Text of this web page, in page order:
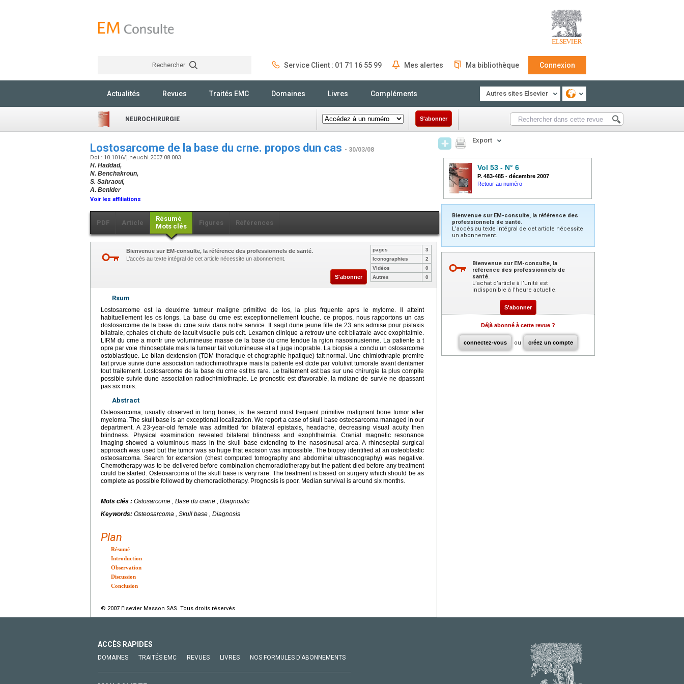
Rechercher Service Client : 01 71 16 55 99 Mes alertes Ma bibliothèque Connexion
Actualités Revues Traités EMC Domaines Livres Compléments Autres sites Elsevier
NEUROCHIRURGIE S'abonner
Lostosarcome de la base du crne. propos dun cas - 30/03/08
Doi : 10.1016/j.neuchi.2007.08.003
H. Haddad,
N. Benchakroun,
S. Sahraoui,
A. Benider
Voir les affiliations
PDF Article
Résumé
Mots clés
Figures Références
Bienvenue sur EM-consulte, la référence des professionnels de santé.
L’accès au texte intégral de cet article nécessite un abonnement.
S'abonner
pages
3
Iconographies
2
Vidéos
0
Autres
0
Rsum
Lostosarcome est la deuxime tumeur maligne primitive de los, la plus frquente aprs le mylome. Il atteint
habituellement les os longs. La base du crne est exceptionnellement touche. ce propos, nous rapportons un cas
dostosarcome de la base du crne suivi dans notre service. Il sagit dune jeune fille de 23 ans admise pour pistaxis
bilatrale, cphales et chute de lacuit visuelle puis ccit. Lexamen clinique a retrouv une ccit bilatrale avec exophtalmie.
LIRM du crne a montr une volumineuse masse de la base du crne tendue la rgion nasosinusienne. La patiente a t
opre par voie rhinoseptale mais la tumeur tait volumineuse et a t juge inoprable. La biopsie a conclu un ostosarcome
ostoblastique. Le bilan dextension (TDM thoracique et chographie hpatique) tait normal. Une chimiothrapie premire
tait prvue suivie dune association radiochimiothrapie mais la patiente est dcde par volutivit tumorale avant dentamer
tout traitement. Lostosarcome de la base du crne est trs rare. Le traitement est bas sur une chirurgie la plus complte
possible suivie dune association radiochimiothrapie. Le pronostic est dfavorable, la mdiane de survie ne dpassant
pas six mois.
Abstract
Osteosarcoma, usually observed in long bones, is the second most frequent primitive malignant bone tumor after
myeloma. The skull base is an exceptional localization. We report a case of skull base osteosarcoma managed in our
department. A 23-year-old female was admitted for bilateral epistaxis, headache, decreasing visual acuity then
blindness. Physical examination revealed bilateral blindness and exophthalmia. Cranial magnetic resonance
imaging showed a voluminous mass in the skull base extending to the nasosinusal area. A rhinoseptal surgical
approach was used but the tumor was so huge that excision was impossible. The biopsy identified at an osteoblastic
osteosarcoma. Search for extension (chest computed tomography and abdominal ultrasonography) was negative.
Chemotherapy was to be delivered before combination chemoradiotherapy but the patient died before any treatment
could be started. Osteosarcoma of the skull base is very rare. The treatment is based on surgery which should be as
complete as possible followed by chemoradiotherapy. Prognosis is poor. Median survival is around six months.
Mots clés : Ostosarcome , Base du crane , Diagnostic
Keywords: Osteosarcoma , Skull base , Diagnosis
Plan
Résumé
Introduction
Observation
Discussion
Conclusion
© 2007 Elsevier Masson SAS. Tous droits réservés.
Export
Vol 53 - N° 6
P. 483-485 - décembre 2007
Retour au numéro
Bienvenue sur EM-consulte, la référence des
professionnels de santé.
L’accès au texte intégral de cet article nécessite
un abonnement.
Bienvenue sur EM-consulte, la
référence des professionnels de
santé.
L’achat d’article à l’unité est
indisponible à l’heure actuelle.
S'abonner
Déjà abonné à cette revue ?
connectez-vous ou créez un compte
ACCÈS RAPIDES
DOMAINES TRAITÉS EMC REVUES LIVRES NOS FORMULES D'ABONNEMENTS